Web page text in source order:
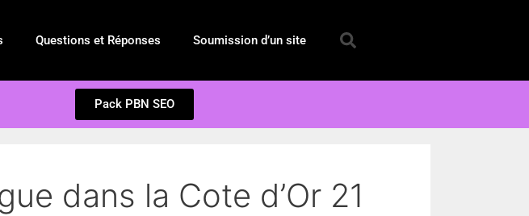
Questions et Réponses Soumission d’un site
Pack PBN SEO
dans la Cote d’Or 21